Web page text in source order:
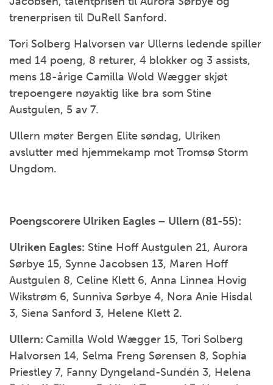
trenerprisen til DuRell Sanford.
Tori Solberg Halvorsen var Ullerns ledende spiller
med 14 poeng, 8 returer, 4 blokker og 3 assists,
mens 18-årige Camilla Wold Wægger skjøt
trepoengere nøyaktig like bra som Stine
Austgulen, 5 av 7.
Ullern møter Bergen Elite søndag, Ulriken
avslutter med hjemmekamp mot Tromsø Storm
Ungdom.
Poengscorere Ulriken Eagles – Ullern (81-55):
Ulriken Eagles: Stine Hoff Austgulen 21, Aurora
Sørbye 15, Synne Jacobsen 13, Maren Hoff
Austgulen 8, Celine Klett 6, Anna Linnea Hovig
Wikstrøm 6, Sunniva Sørbye 4, Nora Anie Hisdal
3, Siena Sanford 3, Helene Klett 2.
Ullern: Camilla Wold Wægger 15, Tori Solberg
Halvorsen 14, Selma Freng Sørensen 8, Sophia
Priestley 7, Fanny Dyngeland-Sundén 3, Helena